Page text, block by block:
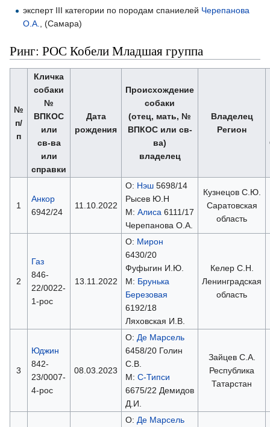
эксперт III категории по породам спаниелей Черепанова
О.А.
, (Самара)
Ринг: РОС Кобели Младшая группа
№
п/
п
Кличка
собаки
№
ВПКОС
или
св-ва
или
справки
Дата
рождения
Происхождение
собаки
(отец, мать, №
ВПКОС или св-
ва)
владелец
Владелец
Регион
1
Анкор
6942/24
11.10.2022
О: Нэш5698/14
Рысев Ю.Н
М: Алиса 6111/17
Черепанова О.А.
Кузнецов С.Ю.
Саратовская
область
2
Газ
846-
22/0022-
1-рос
13.11.2022
О: Мирон
6430/20
Фуфыгин И.Ю.
М: Брунька
Березовая
6192/18
Ляховская И.В.
Келер С.Н.
Ленинградская
область
3
Юджин
842-
23/0007-
4-рос
08.03.2023
О: Де Марсель
6458/20 Голин
С.В.
М: С-Типси
6675/22 Демидов
Д.И.
Зайцев С.А.
Республика
Татарстан
О: Де Марсель